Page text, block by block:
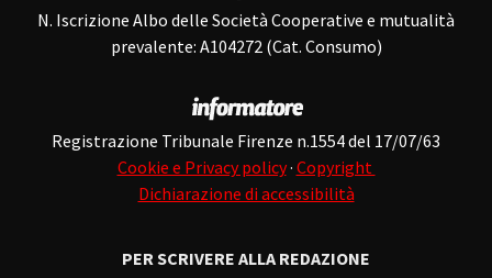
N. Iscrizione Albo delle Società Cooperative e mutualità
prevalente: A104272 (Cat. Consumo)
Registrazione Tribunale Firenze n.1554 del 17/07/63
Cookie e Privacy policy· Copyright
Dichiarazione di accessibilità
PER SCRIVERE ALLA REDAZIONE